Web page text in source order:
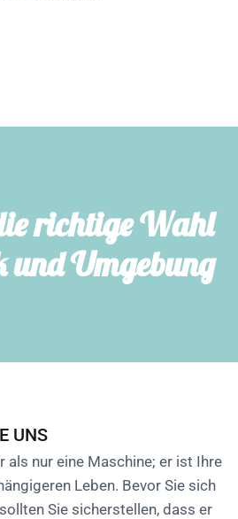
richtige Wahl
und Umgebung
UNS
als nur eine Maschine; er ist Ihre
Leben. Bevor Sie sich
Sie sicherstellen, dass er